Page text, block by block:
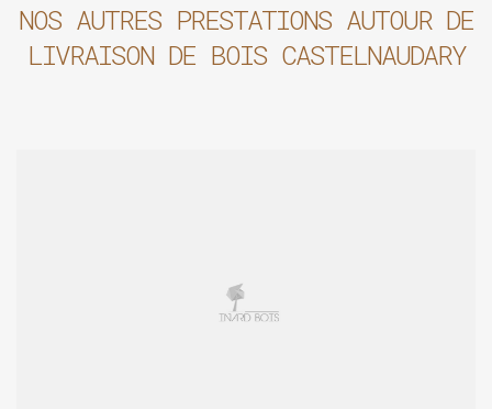
NOS AUTRES PRESTATIONS AUTOUR DE
LIVRAISON DE BOIS CASTELNAUDARY